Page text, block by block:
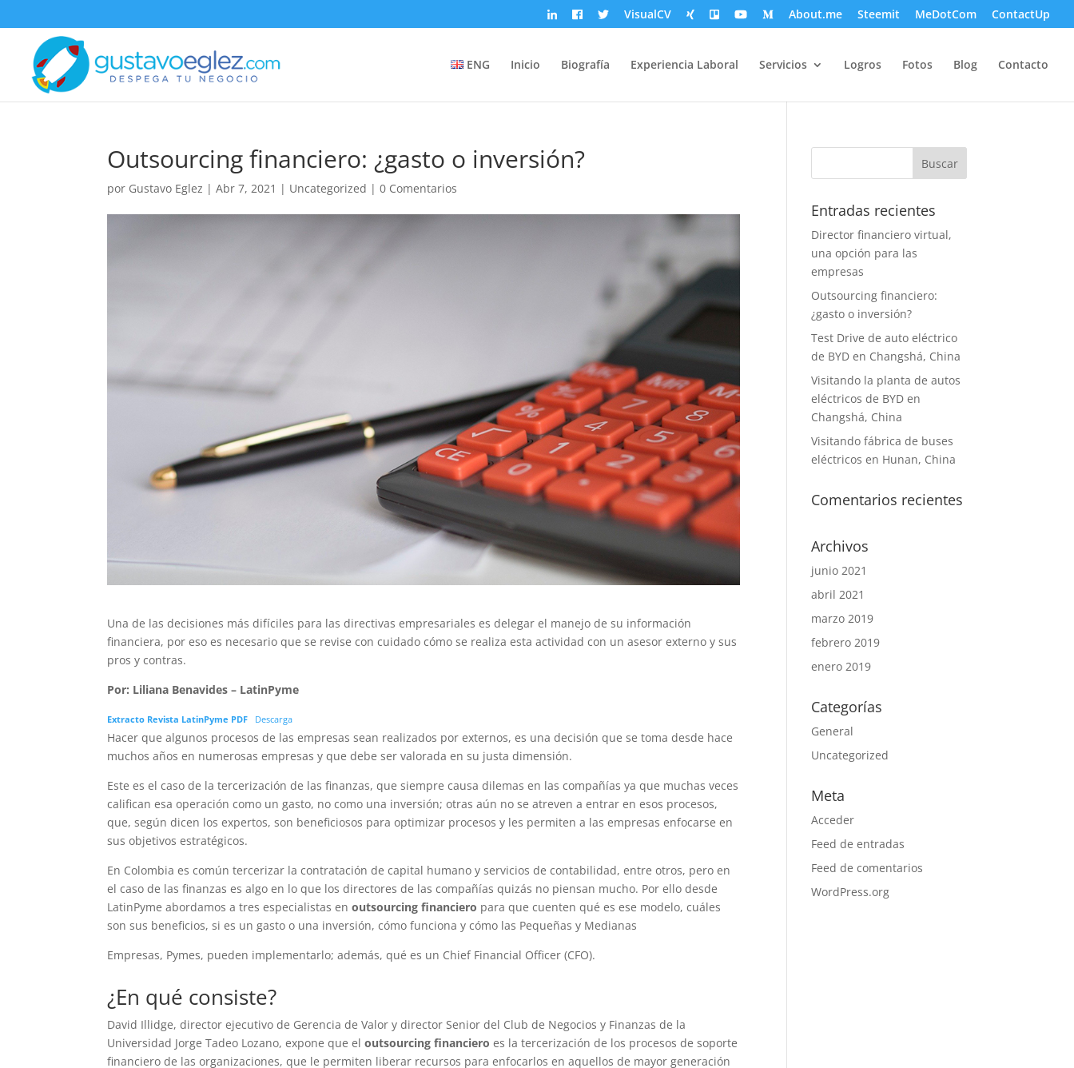
VisualCV About.me Steemit MeDotCom ContactUp
ENG Inicio Biografía Experiencia Laboral Servicios Logros Fotos Blog Contacto
Outsourcing financiero: ¿gasto o inversión?
por Gustavo Eglez |Abr 7, 2021 | Uncategorized |0 Comentarios
Una de las decisiones más difíciles para las directivas empresariales es delegar el manejo de su información
financiera, por eso es necesario que se revise con cuidado cómo se realiza esta actividad con un asesor externo y sus
pros y contras.
Por: Liliana Benavides – LatinPyme
Extracto Revista LatinPyme PDF Descarga
Hacer que algunos procesos de las empresas sean realizados por externos, es una decisión que se toma desde hace
muchos años en numerosas empresas y que debe ser valorada en su justa dimensión.
Este es el caso de la tercerización de las finanzas, que siempre causa dilemas en las compañías ya que muchas veces
califican esa operación como un gasto, no como una inversión; otras aún no se atreven a entrar en esos procesos,
que, según dicen los expertos, son beneficiosos para optimizar procesos y les permiten a las empresas enfocarse en
sus objetivos estratégicos.
En Colombia es común tercerizar la contratación de capital humano y servicios de contabilidad, entre otros, pero en
el caso de las finanzas es algo en lo que los directores de las compañías quizás no piensan mucho. Por ello desde
LatinPyme abordamos a tres especialistas enoutsourcing financiero para que cuenten qué es ese modelo, cuáles
son sus beneficios, si es un gasto o una inversión, cómo funciona y cómo las Pequeñas y Medianas
Empresas, Pymes, pueden implementarlo; además, qué es un Chief Financial Officer (CFO).
¿En qué consiste?
David Illidge, director ejecutivo de Gerencia de Valor y director Senior del Club de Negocios y Finanzas de la
Universidad Jorge Tadeo Lozano, expone que eloutsourcing financiero es la tercerización de los procesos de soporte
financiero de las organizaciones, que le permiten liberar recursos para enfocarlos en aquellos de mayor generación
Entradas recientes
Director financiero virtual,
una opción para las
empresas
Outsourcing financiero:
¿gasto o inversión?
Test Drive de auto eléctrico
de BYD en Changshá, China
Visitando la planta de autos
eléctricos de BYD en
Changshá, China
Visitando fábrica de buses
eléctricos en Hunan, China
Comentarios recientes
Archivos
junio 2021
abril 2021
marzo 2019
febrero 2019
enero 2019
Categorías
General
Uncategorized
Meta
Acceder
Feed de entradas
Feed de comentarios
WordPress.org